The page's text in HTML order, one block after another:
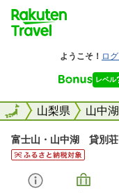
全国山梨県 山中
全国
富士山・山中湖 貸別